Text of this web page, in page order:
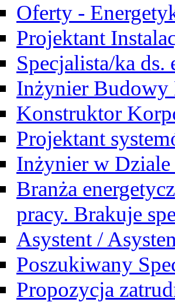
Oferty -
Projektant
Specjalista/ka
Inżynier
Konstruktor
Projektant
Inżynier w
Branża
pracy. Brakuje
Asystent /
Poszukiwany
Propozycja